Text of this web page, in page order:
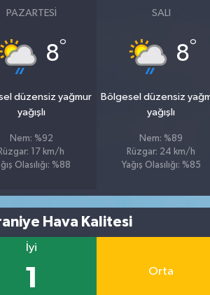
PAZARTESI
8°
düzensiz yağmur
yağışlı
Nem: %92
Rüzgar: 17 km/h
Olasılığı: %88
SALI
8°
Bölgesel düzensiz
yağışlı
Nem: %89
Rüzgar: 24 km/h
Yağış Olasılığı: %85
Hava Kalitesi
İyi
1 Orta